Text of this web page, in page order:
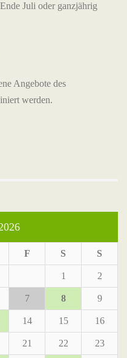
Juli oder ganzjährig
Angebote des
werden.
F S S
1 2
7 8 9
14 15 16
21 22 23